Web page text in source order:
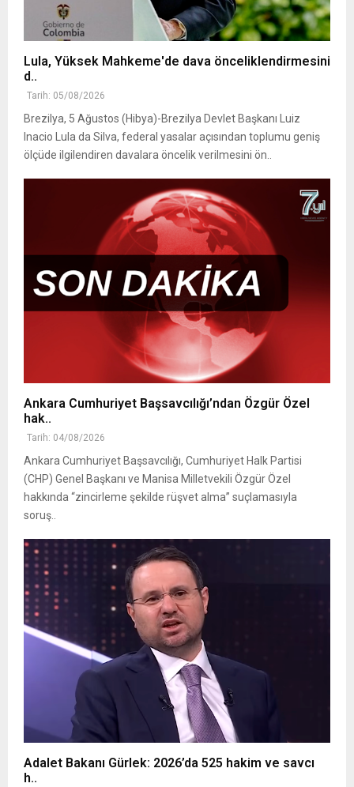
Lula, Yüksek Mahkeme'de dava önceliklendirmesini
d..
Tarih: 05/08/2026
Brezilya, 5 Ağustos (Hibya)-Brezilya Devlet Başkanı Luiz
Inacio Lula da Silva, federal yasalar açısından toplumu geniş
ölçüde ilgilendiren davalara öncelik verilmesini ön..
Ankara Cumhuriyet Başsavcılığı’ndan Özgür Özel
hak..
Tarih: 04/08/2026
Ankara Cumhuriyet Başsavcılığı, Cumhuriyet Halk Partisi
(CHP) Genel Başkanı ve Manisa Milletvekili Özgür Özel
hakkında “zincirleme şekilde rüşvet alma” suçlamasıyla
soruş..
Adalet Bakanı Gürlek: 2026’da 525 hakim ve savcı
h..